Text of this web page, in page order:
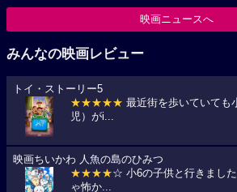
映画ニュースへ
みんなの映画レビュー
トイ・ストーリー5
★★★★★ 最近街を歩いていても
児）がi...
映画ちいかわ 人魚の島のひみつ
★★★★☆ 小6の子供と行きまし
ゃ怖か...